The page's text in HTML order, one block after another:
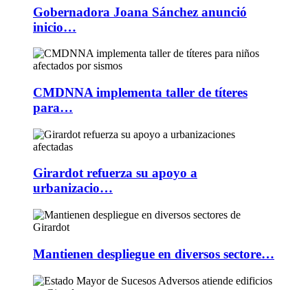
Gobernadora Joana Sánchez anunció
inicio…
CMDNNA implementa taller de títeres
para…
Girardot refuerza su apoyo a
urbanizacio…
Mantienen despliegue en diversos sectore…